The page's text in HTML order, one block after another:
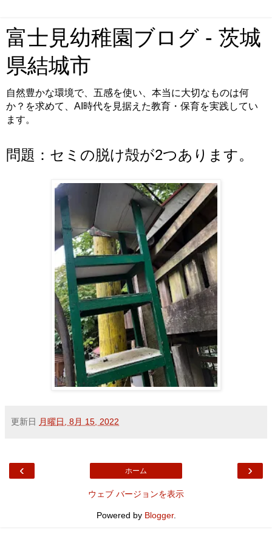
富士見幼稚園ブログ - 茨城
県結城市
自然豊かな環境で、五感を使い、本当に大切なものは何
か？を求めて、AI時代を見据えた教育・保育を実践してい
ます。
問題：セミの脱け殻が2つあります。
更新日 月曜日, 8月 15, 2022
‹ ›
ホーム
ウェブ バージョンを表示
Powered by Blogger.